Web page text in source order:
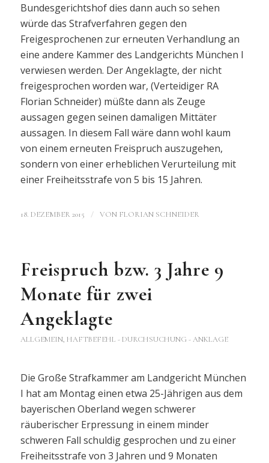
Bundesgerichtshof dies dann auch so sehen
würde das Strafverfahren gegen den
Freigesprochenen zur erneuten Verhandlung an
eine andere Kammer des Landgerichts München I
verwiesen werden. Der Angeklagte, der nicht
freigesprochen worden war, (Verteidiger RA
Florian Schneider) müßte dann als Zeuge
aussagen gegen seinen damaligen Mittäter
aussagen. In diesem Fall wäre dann wohl kaum
von einem erneuten Freispruch auszugehen,
sondern von einer erheblichen Verurteilung mit
einer Freiheitsstrafe von 5 bis 15 Jahren.
18. DEZEMBER 2015 / VON FLORIAN SCHNEIDER
Freispruch bzw. 3 Jahre 9
Monate für zwei
Angeklagte
ALLGEMEIN, HAFTBEFEHL - DURCHSUCHUNG - ANKLAGE
Die Große Strafkammer am Landgericht München
I hat am Montag einen etwa 25-Jährigen aus dem
bayerischen Oberland wegen schwerer
räuberischer Erpressung in einem minder
schweren Fall schuldig gesprochen und zu einer
Freiheitsstrafe von 3 Jahren und 9 Monaten